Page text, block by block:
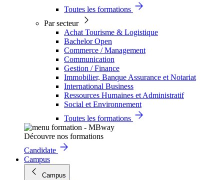
Toutes les formations
Par secteur
Achat Tourisme & Logistique
Bachelor Open
Commerce / Management
Communication
Gestion / Finance
Immobilier, Banque Assurance et Notariat
International Business
Ressources Humaines et Administratif
Social et Environnement
Toutes les formations
Découvre nos formations
Candidate
Campus
Campus